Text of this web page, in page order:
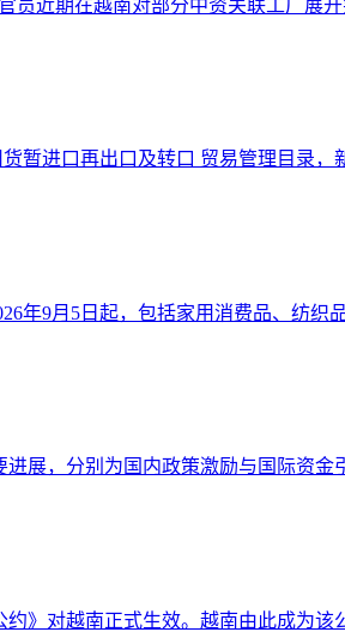
员近期在越南对部分中资关联工厂展
暂进口再出口及转口 贸易管理目录，
年9月5日起，包括家用消费品、纺织
展，分别为国内政策激励与国际资
》对越南正式生效。越南由此成为该